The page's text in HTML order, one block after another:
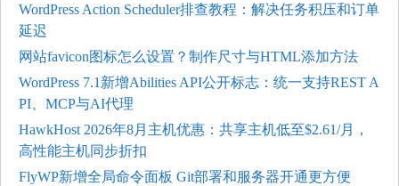
WordPress Action Scheduler排查教程：解决任务积压和订单
延迟
网站favicon图标怎么设置？制作尺寸与HTML添加方法
WordPress 7.1新增Abilities API公开标志：统一支持REST A
PI、MCP与AI代理
HawkHost 2026年8月主机优惠：共享主机低至$2.61/月，
高性能主机同步折扣
FlyWP新增全局命令面板 Git部署和服务器开通更方便